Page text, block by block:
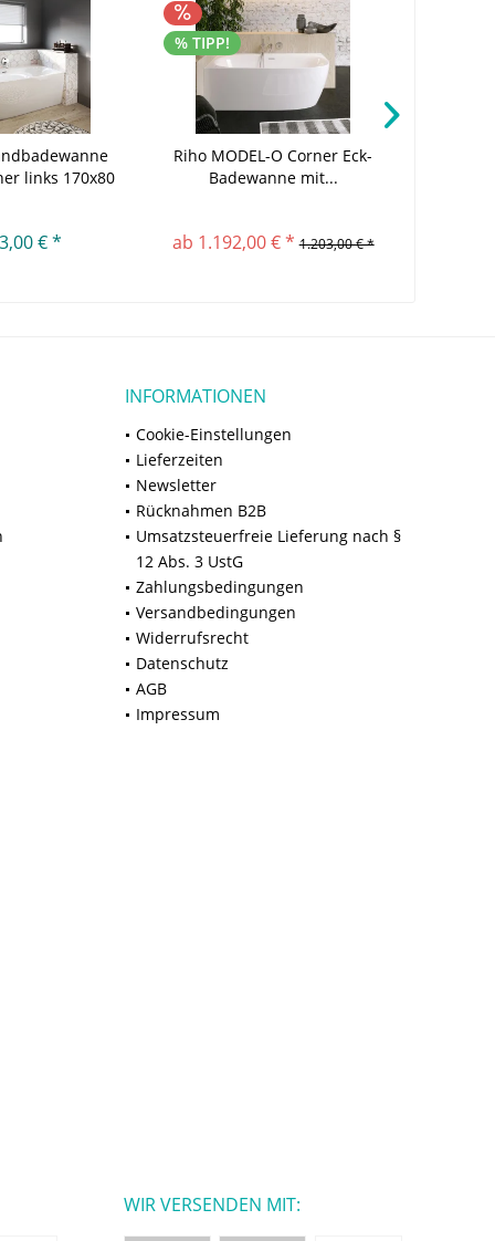
links 170x80
€ *
% TIPP!
Riho MODEL-O Corner Eck-
Badewanne mit...
ab 1.192,00 € * 1.203,00 € *
INFORMATIONEN
Cookie-Einstellungen
Lieferzeiten
Newsletter
Rücknahmen B2B
Umsatzsteuerfreie Lieferung nach §
12 Abs. 3 UstG
Zahlungsbedingungen
Versandbedingungen
Widerrufsrecht
Datenschutz
AGB
Impressum
WIR VERSENDEN MIT: